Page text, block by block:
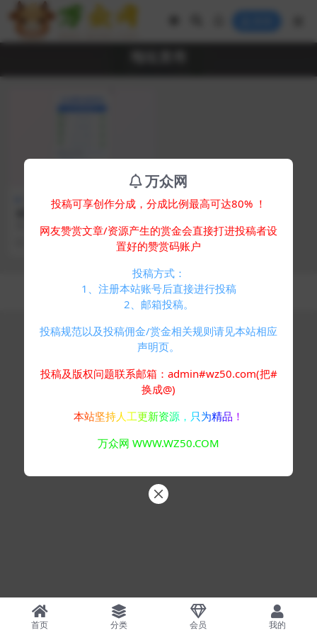
其他源码
全新UI网址发布页源码_地址
发布单页_带黑白模式
简介： 全新UI网址发布页源码_地
址发布单页_带黑白模式 自动检测是
0
Copyright © 2024万众网- All rights reserved
浙ICP备05025058号-4
首页 分类 会员 我的
万众网
投稿可享创作分成，分成比例最高可达80% ！
网友赞赏文章/资源产生的赏金会直接打进投稿者设
置好的赞赏码账户
投稿方式：
1、注册本站账号后直接进行投稿
2、邮箱投稿。
投稿规范以及投稿佣金/赏金相关规则请见本站相应
声明页。
投稿及版权问题联系邮箱：admin#wz50.com(把#
换成@)
本站坚持人工更新资源，只为精品！
万众网 WWW.WZ50.COM